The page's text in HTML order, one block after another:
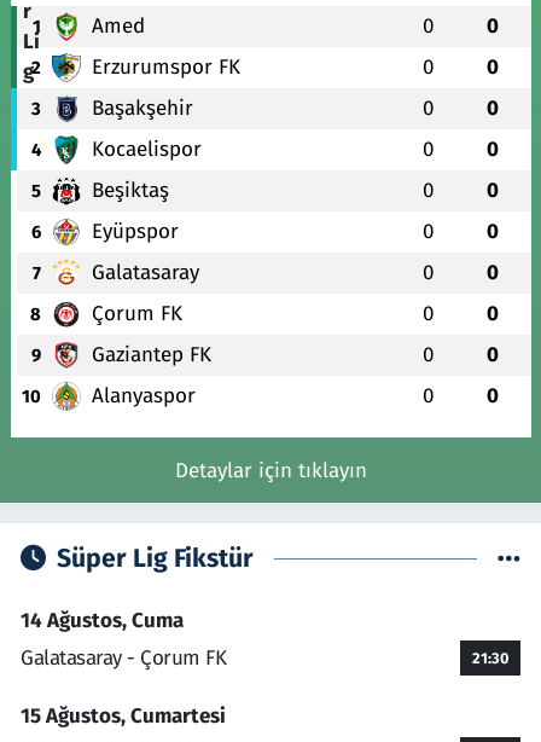
1 Amed 0 0
2 Erzurumspor FK 0 0
3 Başakşehir 0 0
4 Kocaelispor 0 0
5 Beşiktaş 0 0
6 Eyüpspor 0 0
7 Galatasaray 0 0
8 Çorum FK 0 0
9 Gaziantep FK 0 0
10 Alanyaspor 0 0
Detaylar için tıklayın
Süper Lig Fikstür
14 Ağustos, Cuma
Galatasaray - Çorum FK
21:30
15 Ağustos, Cumartesi